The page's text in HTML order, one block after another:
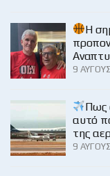
H
9
Πως
αυτό
της
9